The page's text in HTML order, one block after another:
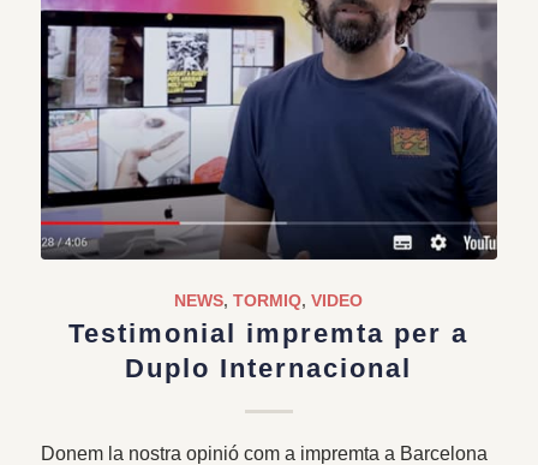
NEWS,TORMIQ,VIDEO
Testimonial impremta per a
Duplo Internacional
Donem la nostra opinió com a impremta a Barcelona